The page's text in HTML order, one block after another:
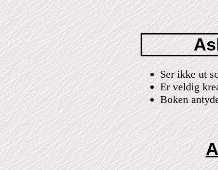
Ser ikke ut
Er veldig
Boken